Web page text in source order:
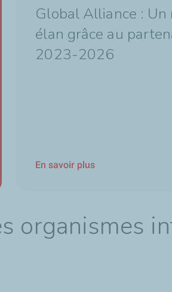
Global Alliance : Un
élan grâce au
2023-2026
En savoir plus
organismes